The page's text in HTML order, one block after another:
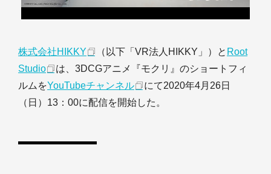
株式会社HIKKY （以下「VR法人HIKKY」）と Root
Studio
は、3DCGアニメ『モクリ』のショートフィ
ルムをYouTubeチャンネル
にて2020年4月26日
（日）13：00に配信を開始した。